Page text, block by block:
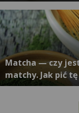
Matcha — czy jest
matchy. Jak pić